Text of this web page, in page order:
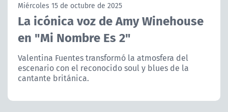
ACTUALIDAD Y TENDENCIAS
CORPORATIVO Y TRANSPARENCIA
CANAL DE DENUNCIAS
ÁREA DE PROYECTOS
Miércoles 15 de octubre de 2025
La icónica voz de Amy Winehouse
en "Mi Nombre Es 2"
Valentina Fuentes transformó la atmosfera del
escenario con el reconocido soul y blues de la
cantante británica.